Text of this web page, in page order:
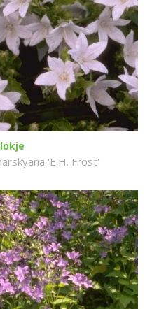
'E.H. Frost'